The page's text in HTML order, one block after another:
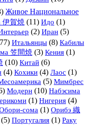
Живое Национальное
伊賀焼 (11) Идо (1)
(2) Иран (5)
Итальянцы (8) Кабилы
笠間焼 (3) Кения (1)
(10) Китай (6)
(4) Кохики (4) Лаос (1)
(5) Мимбрес
Модерн (10) Набэсима
(1) Нигерия (4)
сома (1) Орибэ 織
(5) Португалия (1) Раку